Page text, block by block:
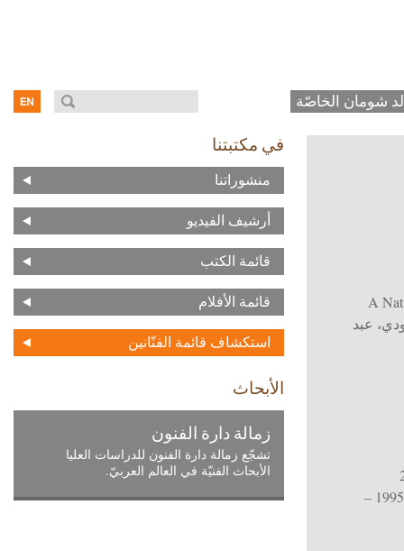
شومان الخاصّة
A
عبد
أحياء في البحر الميّت (1995 –
في مكتبتنا
منشوراتنا
أرشيف الفيديو
قائمة الكتب
قائمة الأفلام
استكشاف قائمة الفنّانين
الأبحاث
زمالة دارة الفنون
تشجّع زمالة دارة الفنون للدراسات العليا
الأبحاث الفنيّة في العالم العربيّ.